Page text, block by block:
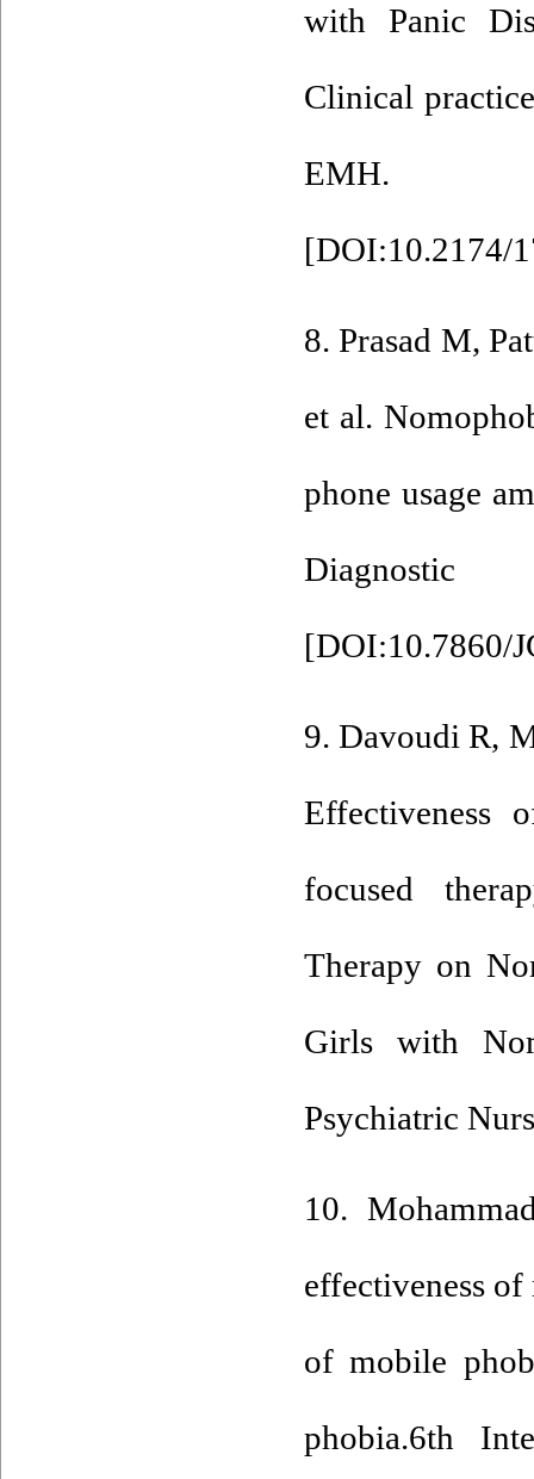
with Panic
Clinical
[DOI:10.2174/
8. Prasad M,
et al.
phone usage
[DOI:10.7860/
9. Davoudi R,
Effectiveness
focused
Therapy on
Girls with
Psychiatric
10.
effectiveness
of mobile
phobia.6th